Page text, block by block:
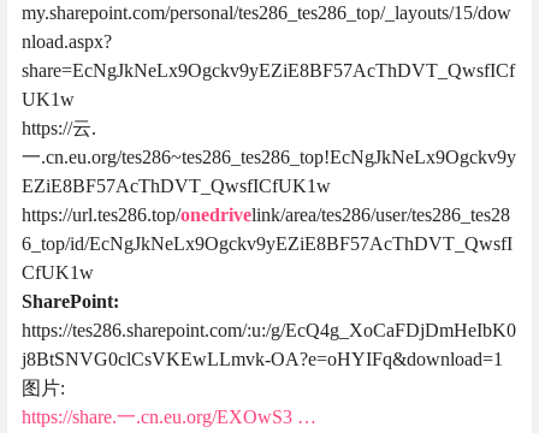
my.sharepoint.com/personal/tes286_tes286_top/_layouts/15/dow
nload.aspx?
share=EcNgJkNeLx9Ogckv9yEZiE8BF57AcThDVT_QwsfICf
UK1w
https://云.
一.cn.eu.org/tes286~tes286_tes286_top!EcNgJkNeLx9Ogckv9y
EZiE8BF57AcThDVT_QwsfICfUK1w
https://url.tes286.top/onedrivelink/area/tes286/user/tes286_tes28
6_top/id/EcNgJkNeLx9Ogckv9yEZiE8BF57AcThDVT_QwsfI
CfUK1w
SharePoint:
https://tes286.sharepoint.com/:u:/g/EcQ4g_XoCaFDjDmHeIbK0
j8BtSNVG0clCsVKEwLLmvk-OA?e=oHYIFq&download=1
图片:
https://share.一.cn.eu.org/EXOwS3 …